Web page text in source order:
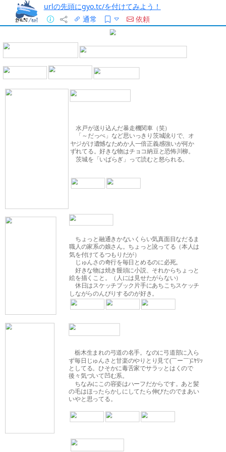
urlの先頭にgyo.tc/を付けてみよう！
通常
依頼